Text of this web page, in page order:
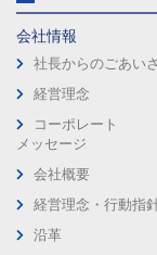
会社情報
社長からのごあい
経営理念
コーポレート
メッセージ
会社概要
経営理念・行動指
沿革